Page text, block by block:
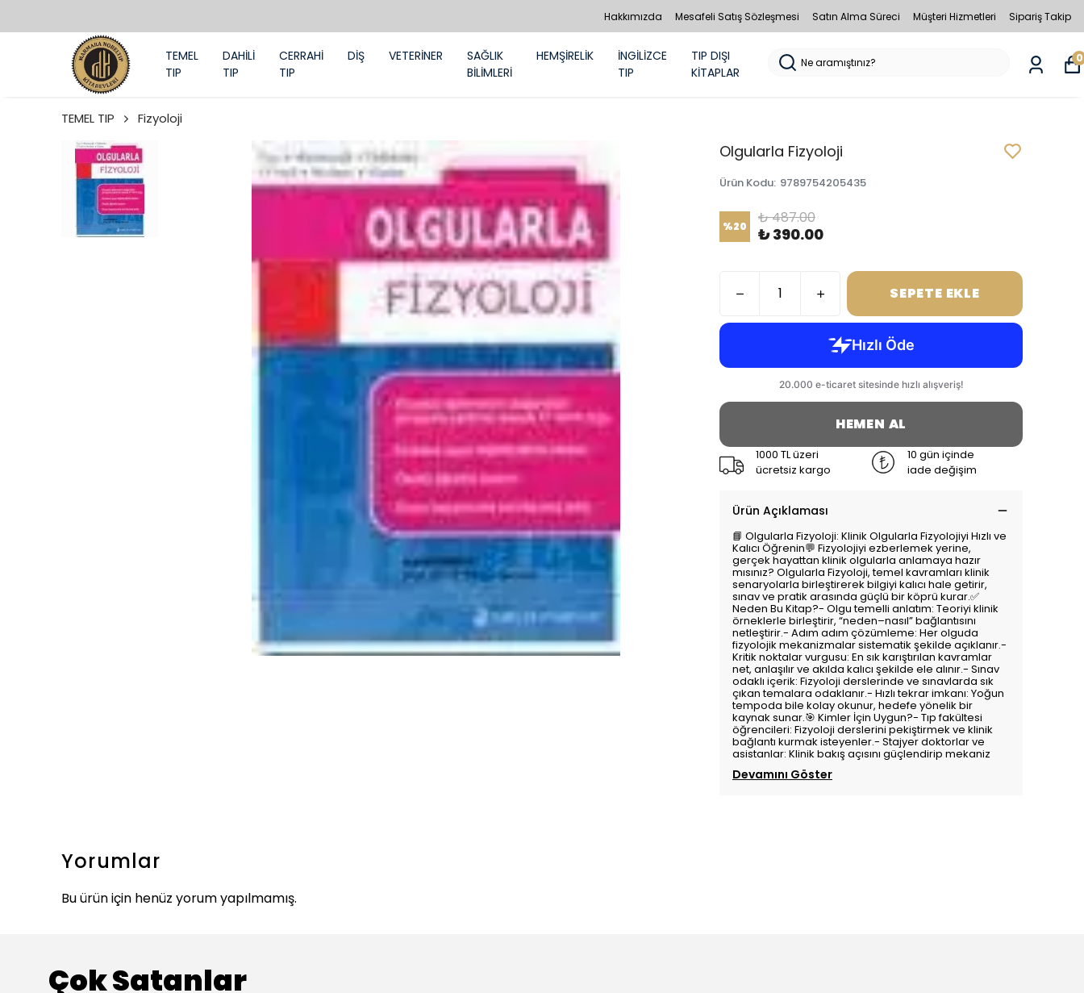
Hakkımızda Mesafeli Satış Sözleşmesi Satın Alma Süreci Müşteri Hizmetleri Sipariş Takip
TEMEL
TIP
DAHİLİ
TIP
CERRAHİ
TIP
DİŞ VETERİNER
SAĞLIK
BİLİMLERİ
HEMŞİRELİK
İNGİLİZCE
TIP
TIP DIŞI
KİTAPLAR
0
TEMEL TIP Fizyoloji
Olgularla Fizyoloji
Ürün Kodu: 9789754205435
%20 ₺ 487.00
₺ 390.00
SEPETE EKLE
HEMEN AL
1000 TL üzeri
ücretsiz kargo
10 gün içinde
iade değişim
Ürün Açıklaması
📘 Olgularla Fizyoloji: Klinik Olgularla Fizyolojiyi Hızlı ve
Kalıcı Öğrenin💬 Fizyolojiyi ezberlemek yerine,
gerçek hayattan klinik olgularla anlamaya hazır
mısınız? Olgularla Fizyoloji, temel kavramları klinik
senaryolarla birleştirerek bilgiyi kalıcı hale getirir,
sınav ve pratik arasında güçlü bir köprü kurar.✅
Neden Bu Kitap?- Olgu temelli anlatım: Teoriyi klinik
örneklerle birleştirir, “neden–nasıl” bağlantısını
netleştirir.- Adım adım çözümleme: Her olguda
fizyolojik mekanizmalar sistematik şekilde açıklanır.-
Kritik noktalar vurgusu: En sık karıştırılan kavramlar
net, anlaşılır ve akılda kalıcı şekilde ele alınır.- Sınav
odaklı içerik: Fizyoloji derslerinde ve sınavlarda sık
çıkan temalara odaklanır.- Hızlı tekrar imkanı: Yoğun
tempoda bile kolay okunur, hedefe yönelik bir
kaynak sunar.🎯 Kimler İçin Uygun?- Tıp fakültesi
öğrencileri: Fizyoloji derslerini pekiştirmek ve klinik
bağlantı kurmak isteyenler.- Stajyer doktorlar ve
asistanlar: Klinik bakış açısını güçlendirip mekaniz
Devamını Göster
Yorumlar
Bu ürün için henüz yorum yapılmamış.
Çok Satanlar